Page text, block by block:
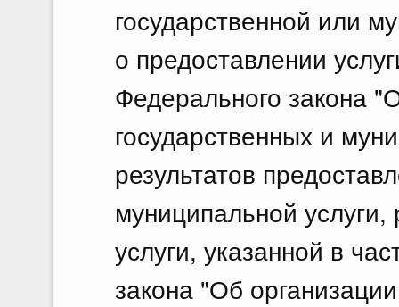
государственной или
о предоставлении
Федерального закона
государственных и
результатов
муниципальной услуги,
услуги, указанной в
закона "Об